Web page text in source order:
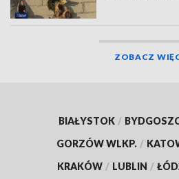
ZOBACZ
BIAŁYSTOK /
GORZÓW WLKP. /
KRAKÓW / LUBLIN /